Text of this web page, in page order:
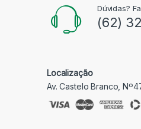
Dúvidas?
(62)
Localização
Av. Castelo Branco,